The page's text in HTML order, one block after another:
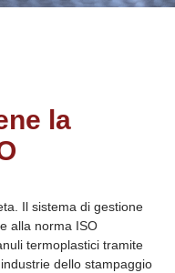
la
Il sistema di gestione
alla norma ISO
termoplastici tramite
dello stampaggio